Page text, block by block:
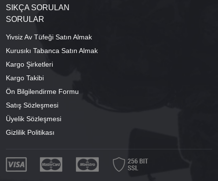
SIKÇA SORULAN
SORULAR
Yivsiz Av Tüfeği Satın Almak
Kurusıkı Tabanca Satın Almak
Kargo Şirketleri
Kargo Takibi
Ön Bilgilendirme Formu
Satış Sözleşmesi
Üyelik Sözleşmesi
Gizlilik Politikası